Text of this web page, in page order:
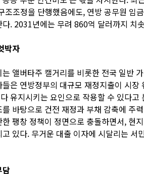
조조정을 단행했음에도, 연방 공무원 임
. 2031년에는 무려 860억 달러까지 치
박자
앨버타주 캘거리를 비롯한 전국 일반
은 연방정부의 대규모 재정지출이 시장
유지시키는 요인으로 작용할 수 있다고
바탕으로 건전 재정과 부채 감축에 주
팽창 정책이 정면으로 충돌하면서, 현
있다. 무거운 대출 이자에 시달리는 서